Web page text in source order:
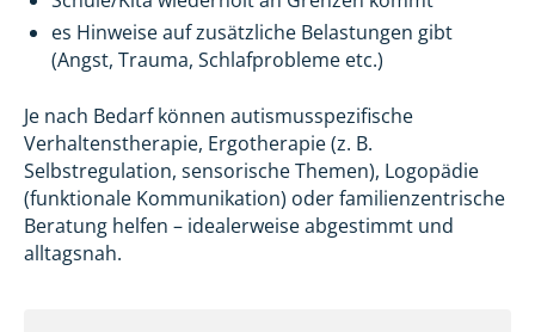
es Hinweise auf zusätzliche Belastungen gibt
(Angst, Trauma, Schlafprobleme etc.)
Je nach Bedarf können autismusspezifische
Verhaltenstherapie, Ergotherapie (z. B.
Selbstregulation, sensorische Themen), Logopädie
(funktionale Kommunikation) oder familienzentrische
Beratung helfen – idealerweise abgestimmt und
alltagsnah.